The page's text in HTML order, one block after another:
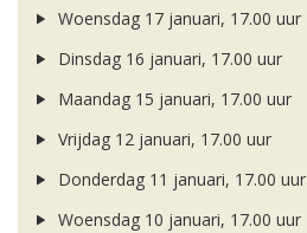
Woensdag 17 januari, 17.00 uur
Dinsdag 16 januari, 17.00 uur
Maandag 15 januari, 17.00 uur
Vrijdag 12 januari, 17.00 uur
Donderdag 11 januari, 17.00 uur
Woensdag 10 januari, 17.00 uur